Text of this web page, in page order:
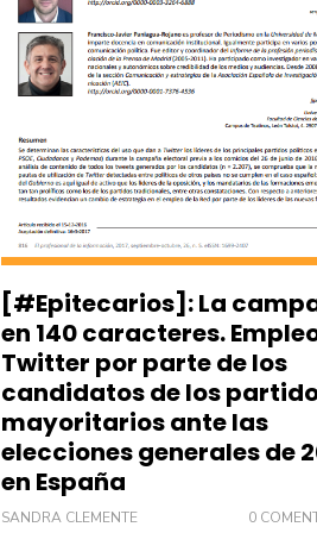
[#Epitecarios]: La
en 140 caracteres.
Twitter por parte de los
candidatos de los
mayoritarios ante las
elecciones generales de
en España
SANDRA CLEMENTE 0